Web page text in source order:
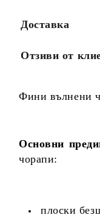
Доставка
Отзиви от
Фини вълнени
Основни
чорапи:
плоски